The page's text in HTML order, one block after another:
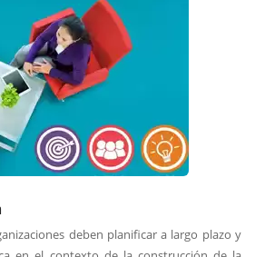
deben planificar a largo plazo y